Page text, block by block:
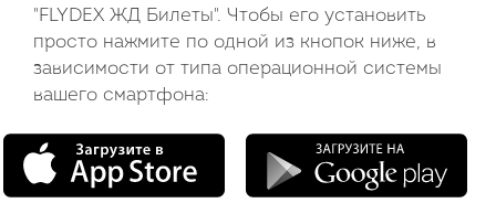
"FLYDEX ЖД Билеты". Чтобы его установить
просто нажмите по одной из кнопок ниже, в
зависимости от типа операционной системы
вашего смартфона: